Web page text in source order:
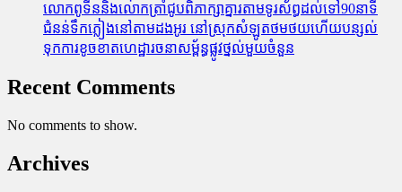
លោកពូទីននិងលោកត្រាំជូបពិភាក្សាគ្នារតាមទូរស័ព្ធដល់ទៅ90នាទី
ជំនន់​ទឹកភ្លៀង​នៅ​តាម​ដងអូរ​ នៅ​ស្រុក​សំឡូត​ថមថយ​ហើយ​បន្សល់​
ទុក​ការ​ខូចខាត​ហេដ្ឋារចនាសម្ព័ន្ធ​ផ្លូវថ្នល់​មួយ​ចំនួន
Recent Comments
No comments to show.
Archives